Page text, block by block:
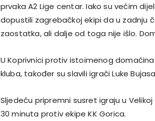
prvaka A2 Lige centar. Iako su većim
dopustili zagrebačkoj ekipi da u zadnju
zaostatka, ali dalje od toga nije išlo.
U Koprivnici protiv istoimenog
kluba, također su slavili igrači Luke
Sljedeću pripremni susret igraju u
30 minuta protiv ekipe KK Gorica.